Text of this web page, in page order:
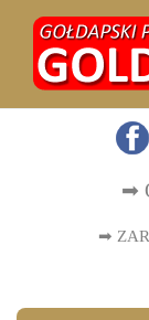
➡
➡